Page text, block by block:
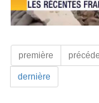
première
dernière